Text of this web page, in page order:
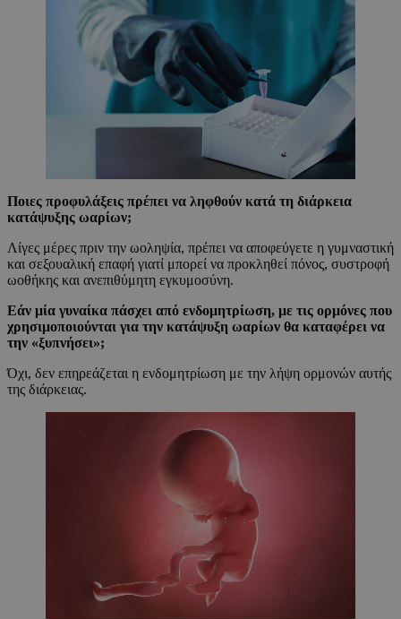
Ποιες προφυλάξεις πρέπει να ληφθούν κατά τη διάρκεια
κατάψυξης ωαρίων;
Λίγες μέρες πριν την ωοληψία, πρέπει να αποφεύγετε η γυμναστική
και σεξουαλική επαφή γιατί μπορεί να προκληθεί πόνος, συστροφή
ωοθήκης και ανεπιθύμητη εγκυμοσύνη.
Εάν μία γυναίκα πάσχει από ενδομητρίωση, με τις ορμόνες που
χρησιμοποιούνται για την κατάψυξη ωαρίων θα καταφέρει να
την «ξυπνήσει»;
Όχι, δεν επηρεάζεται η ενδομητρίωση με την λήψη ορμονών αυτής
της διάρκειας.